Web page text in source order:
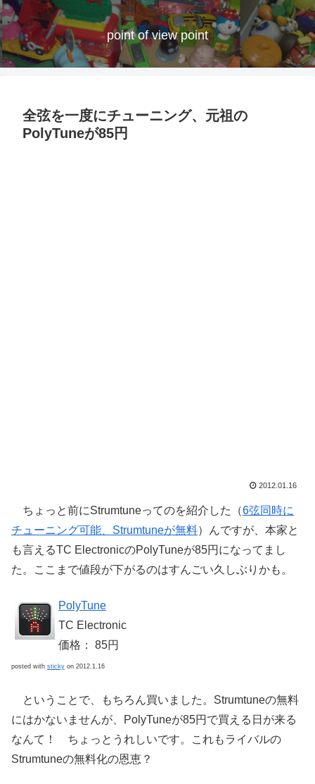
point of view point
全弦を一度にチューニング、元祖の
PolyTuneが85円
2012.01.16
ちょっと前にStrumtuneってのを紹介した（6弦同時に
チューニング可能、Strumtuneが無料）んですが、本家と
も言えるTC ElectronicのPolyTuneが85円になってまし
た。ここまで値段が下がるのはすんごい久しぶりかも。
PolyTune
TC Electronic
価格： 85円
posted with sticky on 2012.1.16
ということで、もちろん買いました。Strumtuneの無料
にはかないませんが、PolyTuneが85円で買える日が来る
なんて！ ちょっとうれしいです。これもライバルの
Strumtuneの無料化の恩恵？